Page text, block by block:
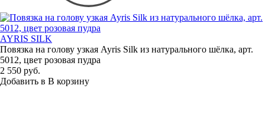
AYRIS SILK
Повязка на голову узкая Ayris Silk из натурального шёлка, арт.
5012, цвет розовая пудра
2 550 руб.
Добавить в В корзину